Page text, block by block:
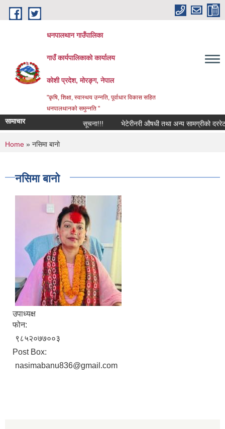
Skip to main content
धनपालथान गाउँपालिका
गाउँ कार्यपालिकाको कार्यालय
कोशी प्रदेश, मोरङ्ग, नेपाल
"कृषि, शिक्षा, स्वास्थय उन्नति, पूर्वाधार विकास सहित
धनपालथानको समुन्नति "
सामाचार सूचना!!! भेटेरीनरी औषधी तथा अन्य सामग्रीको
You are here
Home » नसिमा बानो
नसिमा बानो
उपाध्यक्ष
फोन:
९८५२०७७००३
Post Box:
nasimabanu836@gmail.com